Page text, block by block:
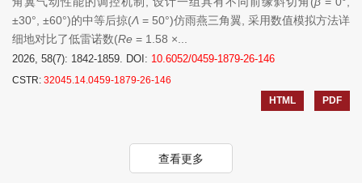
±30°, ±60°)的中等后掠(Λ = 50°)仿雨燕三角翼, 采用数值模拟方法详
细地对比了低雷诺数(Re = 1.58 ×...
2026, 58(7): 1842-1859. DOI: 10.6052/0459-1879-26-146
CSTR: 32045.14.0459-1879-26-146
HTML
PDF
查看更多